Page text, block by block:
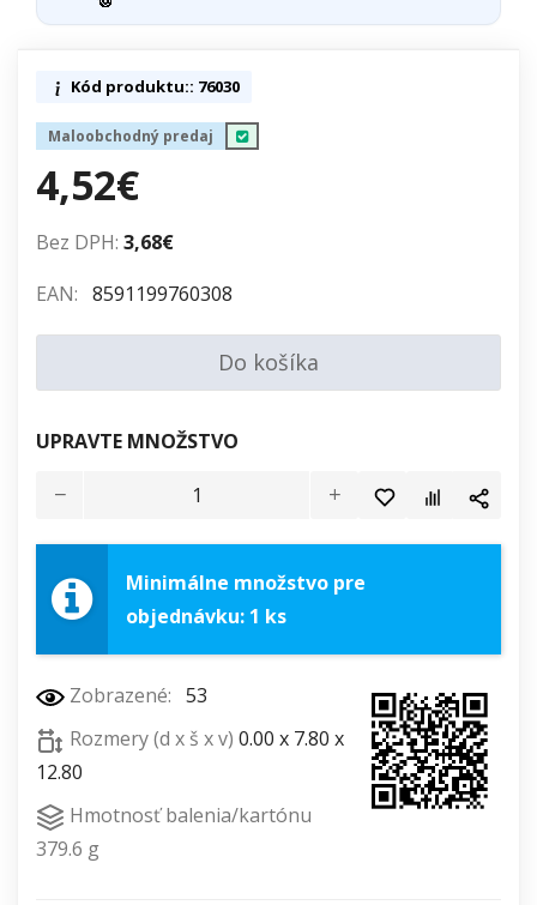
Kód produktu:: 76030
Maloobchodný predaj
4,52€
Bez DPH: 3,68€
EAN: 8591199760308
Do košíka
UPRAVTE MNOŽSTVO
Minimálne množstvo pre
objednávku: 1 ks
Zobrazené: 53
Rozmery (d x š x v) 0.00 x 7.80 x
12.80
Hmotnosť balenia/kartónu
379.6 g